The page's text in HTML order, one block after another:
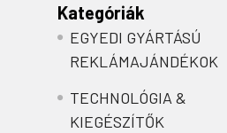
Kategóriák
EGYEDI GYÁRTÁSÚ
REKLÁMAJÁNDÉKOK
TECHNOLÓGIA &
KIEGÉSZÍTŐK